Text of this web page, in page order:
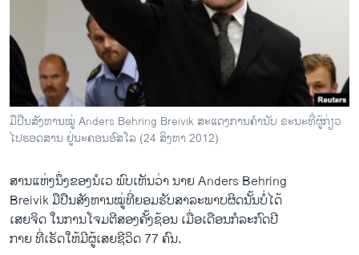
ຊຸມຊົນຊາວລາວ
ວິທະຍາສາດ-ເທັກໂນໂລຈີ
ທຸລະກິດ
ພາສາອັງກິດ
ສຽງ
ລາຍການກະຈາຍສຽງ
ຕິດຕາມພວກເຮົາ ທີ່
ມືປືນສັງຫານໝູ່ Anders Behring Breivik ສະແດງການຄຳນັບ ຂະນະທີ່ຜູ້ກ່ຽວ
ໄປຮອດສານ ຢູ່ນະຄອນອົສໂລ (24 ສິງຫາ 2012)
ສານແຫ່ງນຶ່ງຂອງນໍເວ ພົບເຫັນວ່າ ນາຍ Anders Behring
Breivik ມືປືນສັງຫານໝູ່ທີ່ຍອມຮັບສາລະພາບຜິດນັ້ນບໍ່ໄດ້
ເສຍຈິດ ໃນການໂຈມຕີສອງຄັ້ງຊ້ອນ ເມື່ອເດືອນກໍລະກົດປີ
ກາຍ ທີ່ເຮັດໃຫ້ມີຜູ້ເສຍຊີວິດ 77 ຄົນ.